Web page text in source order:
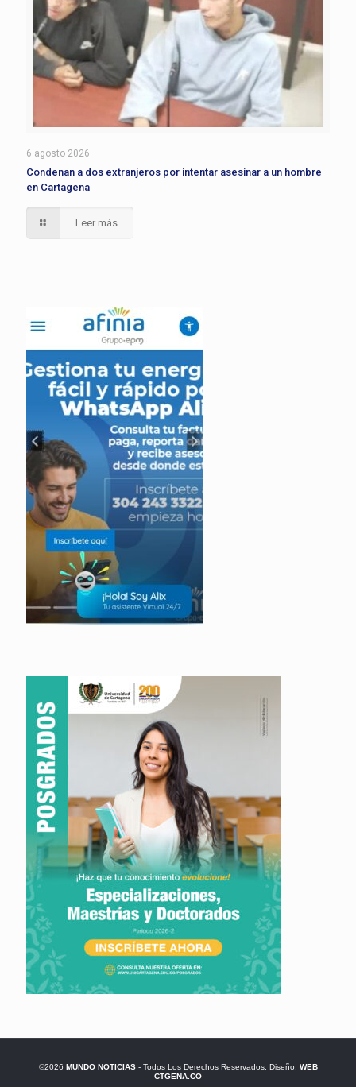
6 agosto 2026
Condenan a dos extranjeros por intentar asesinar a un hombre
en Cartagena
Leer más
©2026 MUNDO NOTICIAS- Todos Los Derechos Reservados. Diseño: WEB
CTGENA.CO